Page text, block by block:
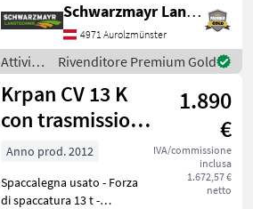
ore di funzionamento -
anno di costruzione 2020 -
con telaio - con nastro
trasp
Schwarzmayr Landtechnik GmbH - Aurolzmünster
4971 Aurolzmünster
Attività
forestali
e
lavorazione
del
legno /
Rivenditore Premium Gold
Krpan CV 13 K
con trasmissione
a presa di forza
1.890
€
IVA/commissione
inclusa
1.672,57 €
netto
Anno prod. 2012
Spaccalegna usato - Forza
di spaccatura 13 t -